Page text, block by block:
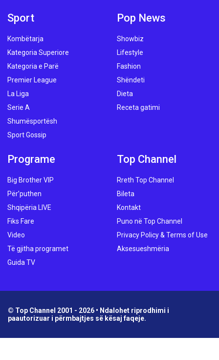
Sport
Kombëtarja
Kategoria Superiore
Kategoria e Parë
Premier League
La Liga
Serie A
Shumësportësh
Sport Gossip
Pop News
Showbiz
Lifestyle
Fashion
Shëndeti
Dieta
Receta gatimi
Programe
Big Brother VIP
Për’puthen
Shqipëria LIVE
Fiks Fare
Video
Të gjitha programet
Guida TV
Top Channel
Rreth Top Channel
Bileta
Kontakt
Puno në Top Channel
Privacy Policy & Terms of Use
Aksesueshmëria
© Top Channel 2001 - 2026 • Ndalohet riprodhimi i
paautorizuar i përmbajtjes së kësaj faqeje.